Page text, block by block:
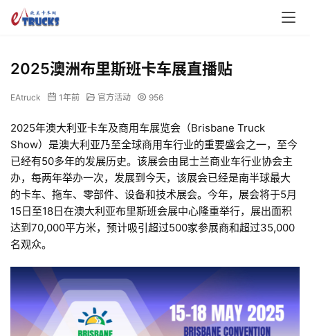
2025澳洲布里斯班卡车展直播贴
EAtruck 1年前 官方活动 956
2025年澳大利亚卡车及商用车展览会（Brisbane Truck
Show）是澳大利亚乃至全球商用车行业的重要盛会之一，至今
已经有50多年的发展历史。该展会由昆士兰商业车行业协会主
办，每两年举办一次，发展到今天，该展会已经是南半球最大
的卡车、拖车、零部件、设备和技术展会。今年，展会将于5月
15日至18日在澳大利亚布里斯班会展中心隆重举行，展出面积
达到70,000平方米，预计吸引超过500家参展商和超过35,000
名观众。